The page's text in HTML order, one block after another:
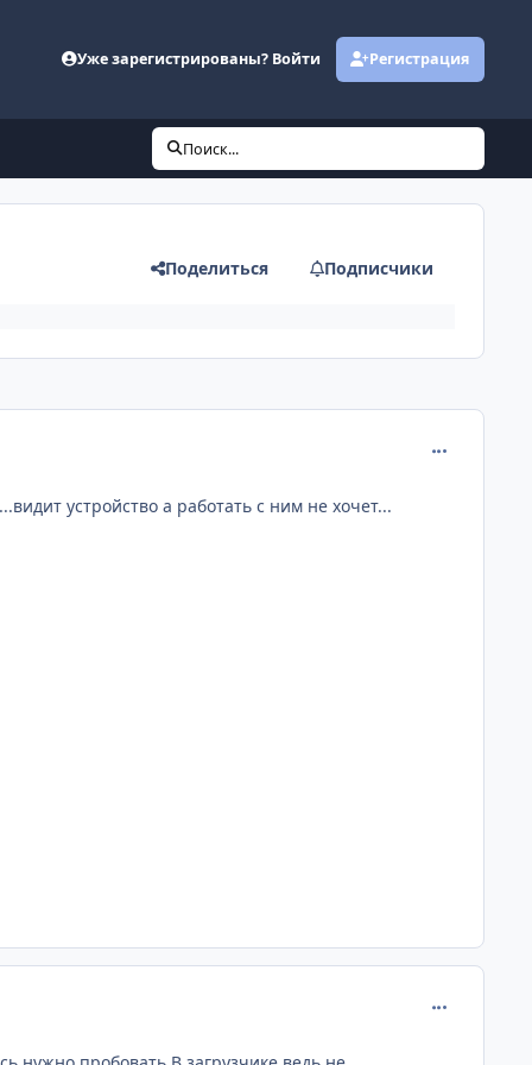
Уже зарегистрированы? Войти Регистрация
Поиск...
Поделиться Подписчики
устройство а работать с ним не хочет...